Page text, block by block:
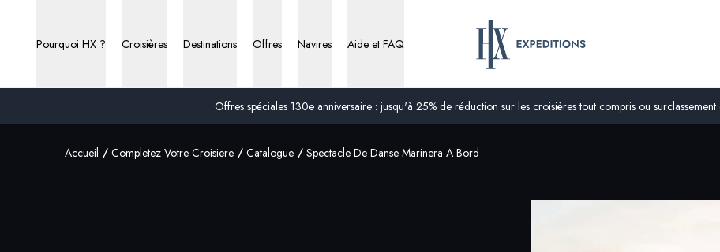
Offres spéciales 130e anniversaire : jusqu'à 25% de réduction sur les croisières tout compris ou surclassement
Pourquoi HX ? Croisières Destinations Offres Navires Aide et FAQ
Accueil Completez Votre Croisiere Catalogue Spectacle De Danse Marinera A Bord